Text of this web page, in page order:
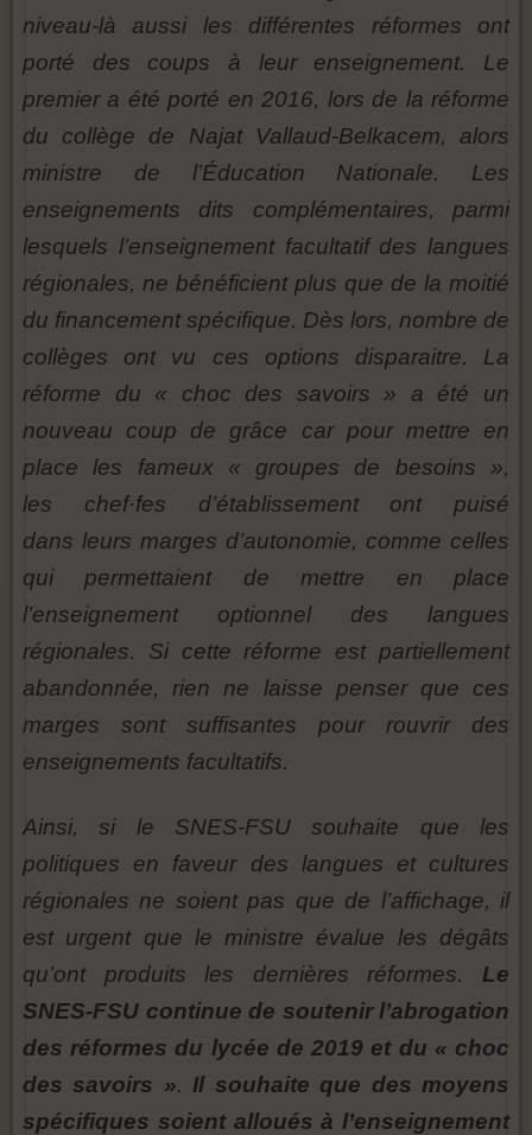
niveau-là aussi les différentes réformes ont
porté des coups à leur enseignement. Le
premier a été porté en 2016, lors de la réforme
du collège de Najat Vallaud-Belkacem, alors
ministre de l’Éducation Nationale. Les
enseignements dits complémentaires, parmi
lesquels l’enseignement facultatif des langues
régionales, ne bénéficient plus que de la moitié
du financement spécifique. Dès lors, nombre de
collèges ont vu ces options disparaitre. La
réforme du « choc des savoirs » a été un
nouveau coup de grâce car pour mettre en
place les fameux « groupes de besoins »,
les chef·fes d’établissement ont puisé
dans leurs marges d’autonomie, comme celles
qui permettaient de mettre en place
l’enseignement optionnel des langues
régionales. Si cette réforme est partiellement
abandonnée, rien ne laisse penser que ces
marges sont suffisantes pour rouvrir des
enseignements facultatifs.
Ainsi, si le SNES-FSU souhaite que les
politiques en faveur des langues et cultures
régionales ne soient pas que de l’affichage, il
est urgent que le ministre évalue les dégâts
qu’ont produits les dernières réformes.
Le
SNES-FSU continue de soutenir l’abrogation
des réformes du lycée de 2019 et du « choc
des savoirs ». Il souhaite que des moyens
spécifiques soient alloués à l’enseignement